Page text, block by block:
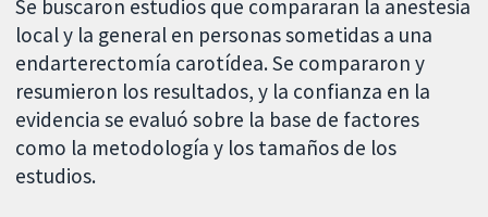
Se buscaron estudios que compararan la anestesia
local y la general en personas sometidas a una
endarterectomía carotídea. Se compararon y
resumieron los resultados, y la confianza en la
evidencia se evaluó sobre la base de factores
como la metodología y los tamaños de los
estudios.